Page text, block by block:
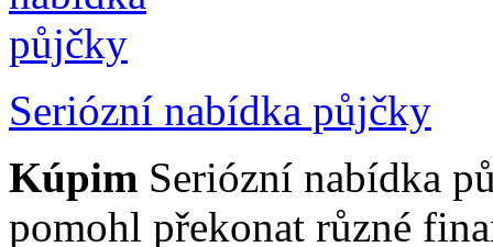
Seriózní nabídka půjčky
Kúpim Seriózní nabídka
pomohl překonat různé